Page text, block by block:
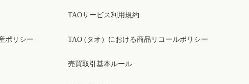
ポリシー
TAOサービス利用規約
TAO (タオ）における商品リコールポリシー
売買取引基本ルール